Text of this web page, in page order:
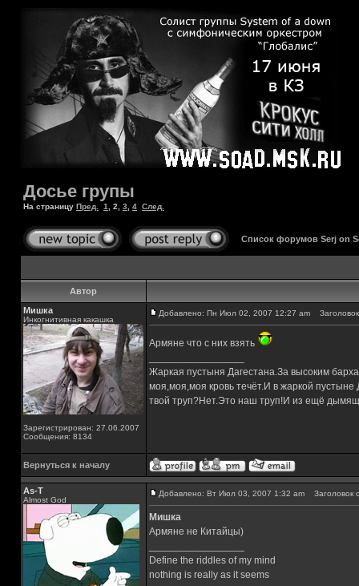
Досье групы
На страницу Пред. 1 2 3 4 След.
Список форумов Serj on
Автор
Мишка
Инкогнитивная какашка
Зарегистрирован: 27.06.2007
Сообщения: 8134
Добавлено: Пн Июл 02, 2007 12:27 am
Армяне что с них взять
Жаркая пустыня Дагестана.За высоким
моя,моя,моя кровь течёт.И в жаркой
твой труп?Нет.Это наш труп!И из ещё
Вернуться к началу
As-T
Almost God
Добавлено: Вт Июл 03, 2007 1:32 am Заголовок
Мишка
Армяне не Китайцы)
Define the riddles of my mind
nothing is really as it seems